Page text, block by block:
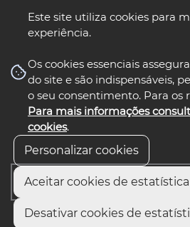
Este site utiliza cookies para
experiência.
Os cookies essenciais
do site e são indispensáveis,
o seu consentimento. Para os
Para mais informações
cookies.
Personalizar cookies
Aceitar cookies de estatística
Desativar cookies de
nos
Início
Reunião extraordinária do